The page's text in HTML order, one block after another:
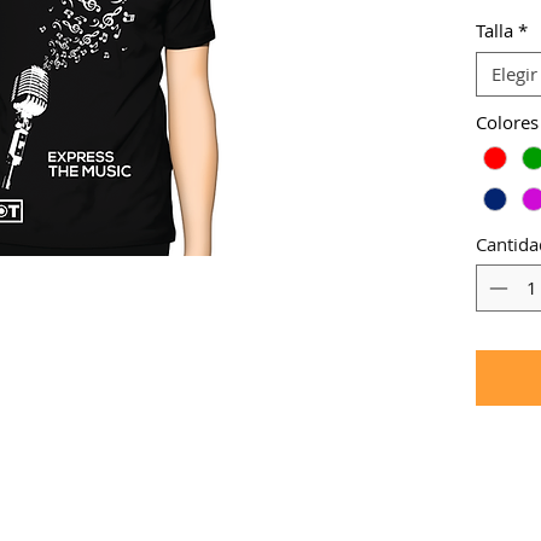
-Otro
Talla *
Elegir
Colores